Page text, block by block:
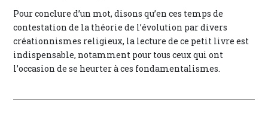
Pour conclure d’un mot, disons qu’en ces temps de
contestation de la théorie de l’évolution par divers
créationnismes religieux, la lecture de ce petit livre est
indispensable, notamment pour tous ceux qui ont
l’occasion de se heurter à ces fondamentalismes.